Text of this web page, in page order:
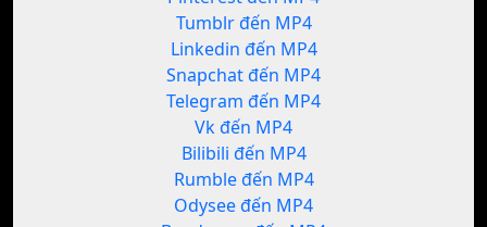
Tumblr đến MP4
Linkedin đến MP4
Snapchat đến MP4
Telegram đến MP4
Vk đến MP4
Bilibili đến MP4
Rumble đến MP4
Odysee đến MP4